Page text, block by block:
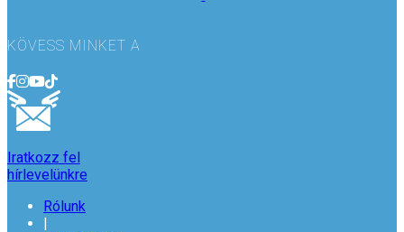
KÖVESS MINKET A
Iratkozz fel
hírlevelünkre
Rólunk